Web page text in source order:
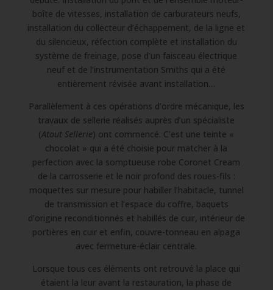
boîte de vitesses, installation de carburateurs neufs,
installation du collecteur d’échappement, de la ligne et
du silencieux, réfection complète et installation du
système de freinage, pose d’un faisceau électrique
neuf et de l’instrumentation Smiths qui a été
entièrement révisée avant installation…
Parallèlement à ces opérations d’ordre mécanique, les
travaux de sellerie réalisés auprès d’un spécialiste
(Atout Sellerie) ont commencé. C’est une teinte «
chocolat » qui a été choisie pour matcher à la
perfection avec la somptueuse robe Coronet Cream
de la carrosserie et le noir profond des roues-fils :
moquettes sur mesure pour habiller l’habitacle, tunnel
de transmission et l’espace du coffre, baquets
d’origine reconditionnés et habillés de cuir, intérieur de
portières en cuir et enfin, couvre-tonneau en alpaga
avec fermeture-éclair centrale.
Lorsque tous ces éléments ont retrouvé la place qui
étaient la leur avant la restauration, la phase de